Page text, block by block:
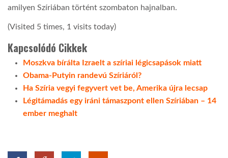
amilyen Szíriában történt szombaton hajnalban.
(Visited 5 times, 1 visits today)
Kapcsolódó Cikkek
Moszkva bírálta Izraelt a szíriai légicsapások miatt
Obama-Putyin randevú Szíriáról?
Ha Szíria vegyi fegyvert vet be, Amerika újra lecsap
Légitámadás egy iráni támaszpont ellen Szíriában – 14
ember meghalt